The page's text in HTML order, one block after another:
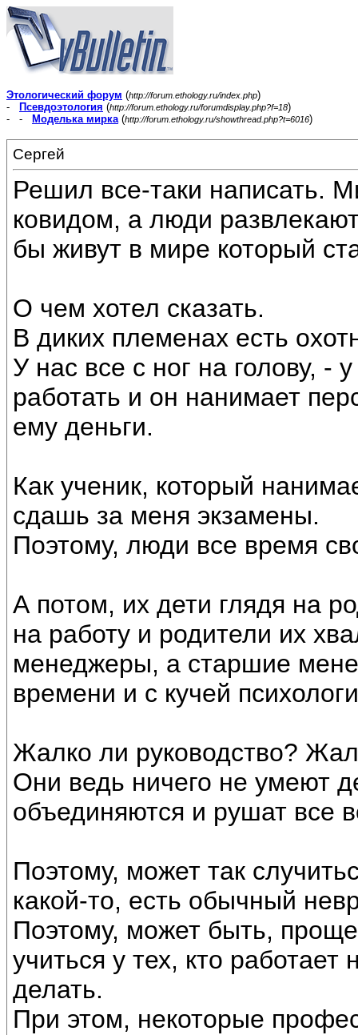
Этологический форум (http://forum.ethology.ru/index.php)
-
Псевдоэтология (http://forum.ethology.ru/forumdisplay.php?f=18)
- -
Моделька мирка(http://forum.ethology.ru/showthread.php?t=6016)
Сергей
Решил все-таки написать.
ковидом, а люди
бы живут в мире который
О чем хотел сказать.
В диких племенах есть
У нас все с ног на голову, -
работать и он нанимает
ему деньги.
Как ученик, который
сдашь за меня экзамены.
Поэтому, люди все время
А потом, их дети глядя на
на работу и родители их
менеджеры, а старшие
времени и с кучей
Жалко ли руководство?
Они ведь ничего не умеют
объединяются и рушат все
Поэтому, может так
какой-то, есть обычный
Поэтому, может быть,
учиться у тех, кто
делать.
При этом, некоторые